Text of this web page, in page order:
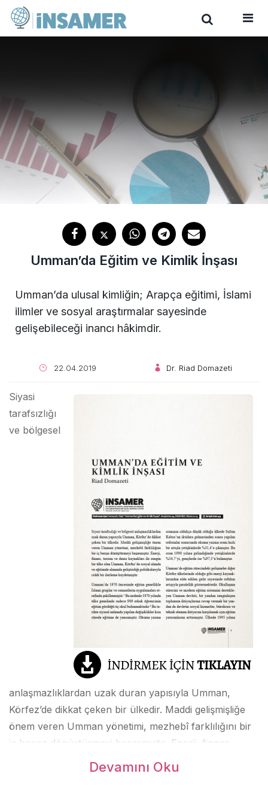
Umman’da Eğitim ve Kimlik İnşası
Umman’da ulusal kimliğin; Arapça eğitimi, İslami
ilimler ve sosyal araştırmalar sayesinde
gelişebileceği inancı hâkimdir.
22.04.2019 Dr. Riad Domazeti
Siyasi
tarafsızlığı
ve bölgesel
anlaşmazlıklardan uzak duran yapısıyla Umman,
Körfez’de dikkat çeken bir ülkedir. Maddi gelişmişliğe
önem veren Umman yönetimi, mezhebî farklılığını bir
iç barışa dönüştürmeyi başarmıştır. Enerji, finans,
turizm ve deniz kaynakları ile zengin bir ülke olan
Devamını Oku